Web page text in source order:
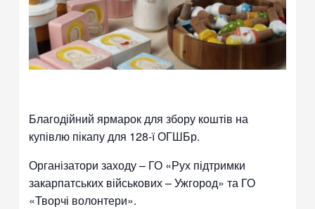
Благодійний ярмарок для збору коштів на
купівлю пікапу для 128-ї ОГШБр.
Організатори заходу – ГО «Рух підтримки
закарпатських військових – Ужгород» та ГО
«Творчі волонтери».